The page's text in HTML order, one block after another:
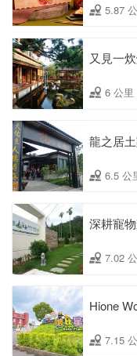
5.87
又見一
6 公里
龍之居
6.5 公
深耕寵
7.02
Hione
7.15